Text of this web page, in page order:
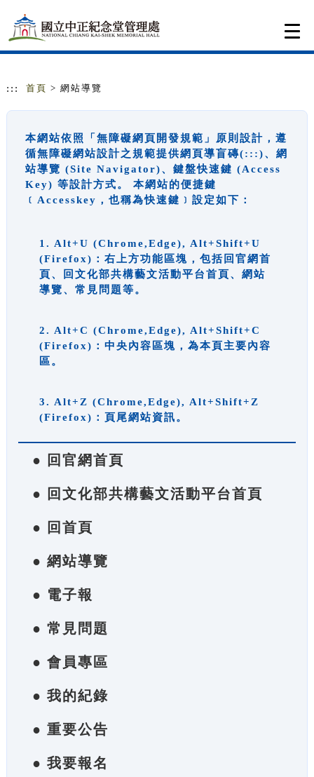
::: 首頁 > 網站導覽
本網站依照「無障礙網頁開發規範」原則設計，遵
循無障礙網站設計之規範提供網頁導盲磚(:::)、網
站導覽 (Site Navigator)、鍵盤快速鍵 (Access
Key) 等設計方式。 本網站的便捷鍵
﹝Accesskey，也稱為快速鍵﹞設定如下：
1. Alt+U (Chrome,Edge), Alt+Shift+U
(Firefox)：右上方功能區塊，包括回官網首
頁、回文化部共構藝文活動平台首頁、網站
導覽、常見問題等。
2. Alt+C (Chrome,Edge), Alt+Shift+C
(Firefox)：中央內容區塊，為本頁主要內容
區。
3. Alt+Z (Chrome,Edge), Alt+Shift+Z
(Firefox)：頁尾網站資訊。
● 回官網首頁
● 回文化部共構藝文活動平台首頁
● 回首頁
● 網站導覽
● 電子報
● 常見問題
● 會員專區
● 我的紀錄
● 重要公告
● 我要報名